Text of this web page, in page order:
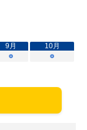
9月 10月
○ ○